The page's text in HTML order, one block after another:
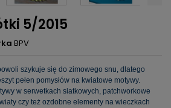
5/2015
BPV
szykuje się do zimowego snu, dlatego
pełen pomysłów na kwiatowe motywy.
w serwetkach siatkowych, patchworkowe
czy też ozdobne elementy na wieczkach